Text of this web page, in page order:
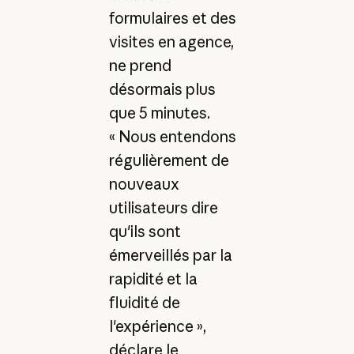
formulaires et des
visites en agence,
ne prend
désormais plus
que 5 minutes.
« Nous entendons
régulièrement de
nouveaux
utilisateurs dire
qu'ils sont
émerveillés par la
rapidité et la
fluidité de
l'expérience »,
déclare le